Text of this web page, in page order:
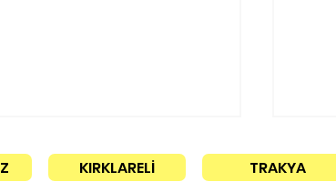
KIRKLARELİ TRAKYA